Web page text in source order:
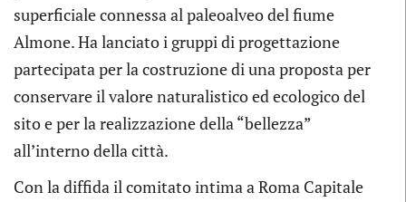
superficiale connessa al paleoalveo del fiume
Almone. Ha lanciato i gruppi di progettazione
partecipata per la costruzione di una proposta per
conservare il valore naturalistico ed ecologico del
sito e per la realizzazione della “bellezza”
all’interno della città.
Con la diffida il comitato intima a Roma Capitale